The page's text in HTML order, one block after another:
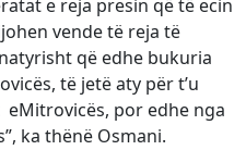
e reja presin që të ecin
vende të reja të
që edhe bukuria
të jetë aty për t’u
por edhe nga
ka thënë Osmani.